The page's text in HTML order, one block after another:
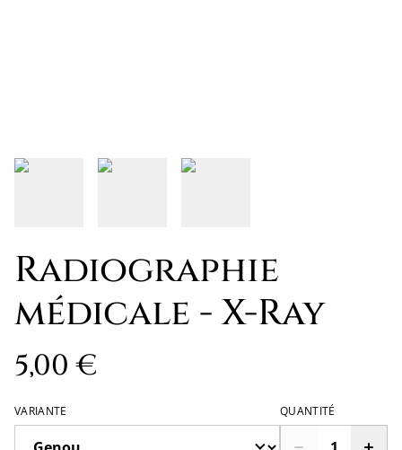
Radiographie
médicale - X-Ray
5,00 €
VARIANTE QUANTITÉ